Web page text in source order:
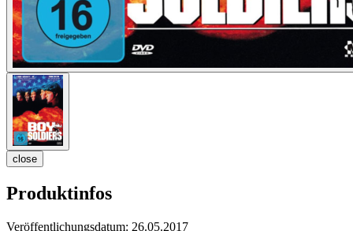
close
Produktinfos
Veröffentlichungsdatum: 26.05.2017